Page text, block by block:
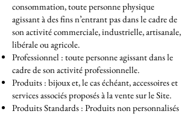
consommation, toute personne physique
agissant à des fins n’entrant pas dans le cadre de
son activité commerciale, industrielle, artisanale,
libérale ou agricole.
Professionnel : toute personne agissant dans le
cadre de son activité professionnelle.
Produits : bijoux et, le cas échéant, accessoires et
services associés proposés à la vente sur le Site.
Produits Standards : Produits non personnalisés